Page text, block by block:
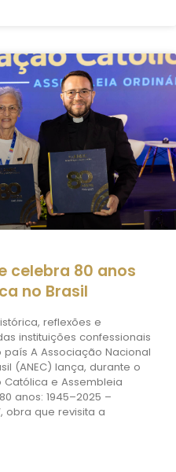
celebra 80 anos
no Brasil
reflexões e
instituições confessionais
A Associação Nacional
(ANEC) lança, durante o
Católica e Assembleia
anos: 1945–2025 –
obra que revisita a